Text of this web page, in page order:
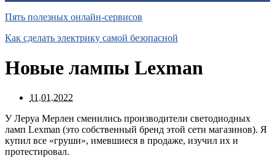
Пять полезных онлайн-сервисов
Как сделать электрику самой безопасной
Новые лампы Lexman
11.01.2022
У Леруа Мерлен сменились производители светодиодных
ламп Lexman (это собственный бренд этой сети магазинов). Я
купил все «груши», имевшиеся в продаже, изучил их и
протестировал.